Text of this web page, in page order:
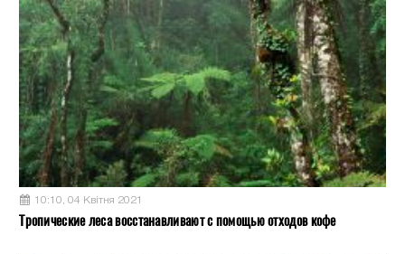
10:10, 04 Квітня 2021
Тропические леса восстанавливают с помощью отходов кофе